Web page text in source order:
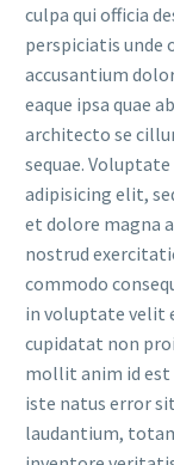
culpa qui officia
perspiciatis unde
accusantium
eaque ipsa quae
architecto se
sequae.
adipisicing elit,
et dolore magna
nostrud
commodo
in voluptate velit
cupidatat non
mollit anim id est
iste natus error
laudantium,